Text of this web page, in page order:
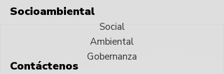
Socioambiental
Social
Ambiental
Gobernanza
Contáctenos